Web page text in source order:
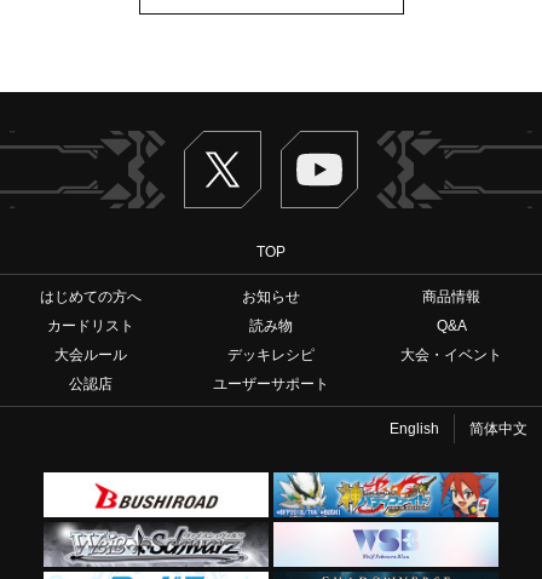
Twitter ヴァンガードch
TOP
はじめての方へ お知らせ
商品情報
カードリスト
読み物
Q&A
大会ルール
デッキレシピ
大会・イベント
公認店
ユーザーサポート
English 简体中文